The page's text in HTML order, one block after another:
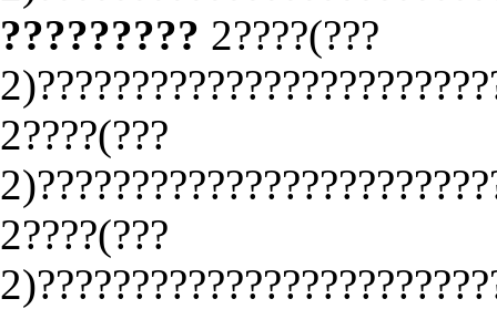
????????? 2????(???
2????(???
2????(???